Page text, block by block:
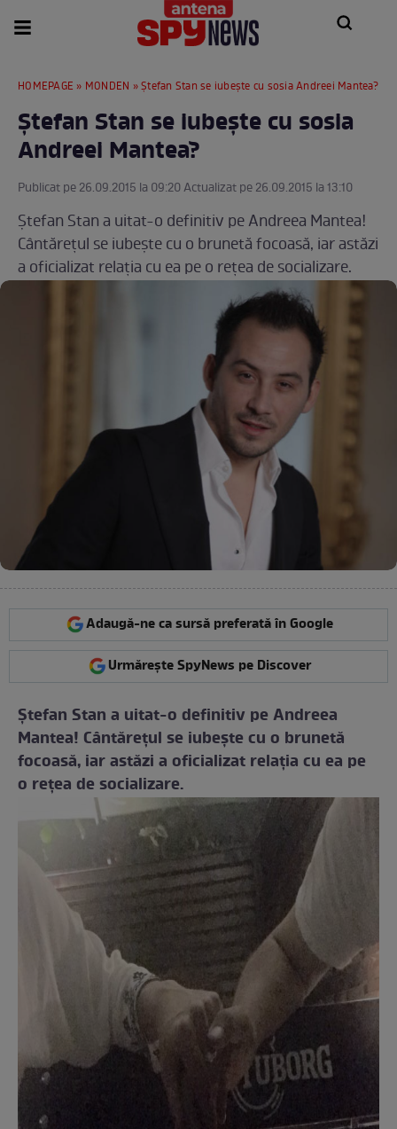
HOMEPAGE » MONDEN » Ştefan Stan se iubeşte cu sosia Andreei Mantea?
Ştefan Stan se iubeşte cu sosia
Andreei Mantea?
Publicat pe 26.09.2015 la 09:20 Actualizat pe 26.09.2015 la 13:10
Ştefan Stan a uitat-o definitiv pe Andreea Mantea!
Cântăreţul se iubeşte cu o brunetă focoasă, iar astăzi
a oficializat relaţia cu ea pe o reţea de socializare.
Adaugă-ne ca sursă preferată în Google
Urmărește SpyNews pe Discover
Ştefan Stan a uitat-o definitiv pe Andreea
Mantea! Cântăreţul se iubeşte cu o brunetă
focoasă, iar astăzi a oficializat relaţia cu ea pe
o reţea de socializare.